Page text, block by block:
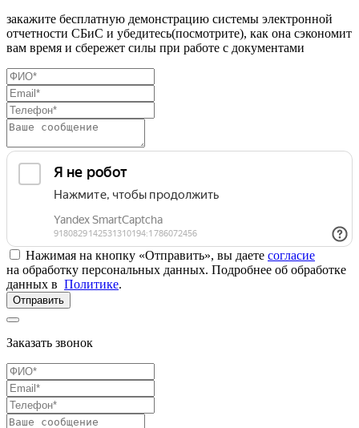
закажите бесплатную демонстрацию системы электронной
отчетности СБиС и убедитесь(посмотрите), как она сэкономит
вам время и сбережет силы при работе с документами
Нажимая на кнопку «Отправить», вы даете согласие
на обработку персональных данных. Подробнее об обработке
данных в Политике.
Отправить
Заказать звонок